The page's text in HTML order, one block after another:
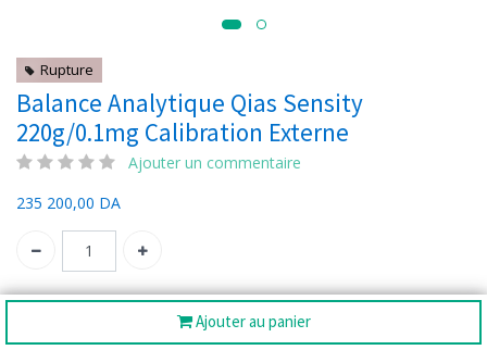
Ajouter au panier
Rupture
Balance Analytique Qias Sensity
220g/0.1mg Calibration Externe
Ajouter un commentaire
235 200,00 DA
SKU: SES224